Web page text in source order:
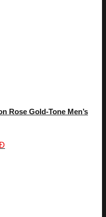
Rose Gold-Tone Men’s